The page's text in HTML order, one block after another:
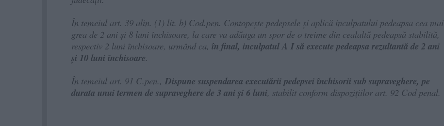
În temeiul art. 39 alin. (1) lit. b) Cod.pen. Contopește pedepsele și aplică inculpatului pedeapsa cea mai
grea de 2 ani și 8 luni închisoare, la care va adăuga un spor de o treime din cealaltă pedeapsă stabilită,
respectiv 2 luni închisoare, urmând ca, în final, inculpatul A I să execute pedeapsa rezultantă de 2 ani
și 10 luni închisoare.
În temeiul art. 91 C.pen., Dispune suspendarea executării pedepsei închisorii sub supraveghere, pe
durata unui termen de supraveghere de 3 ani și 6 luni, stabilit conform dispozițiilor art. 92 Cod penal.